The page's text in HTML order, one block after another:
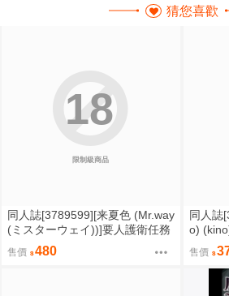
猜您喜歡
限制級商品
18
同人誌[3789599][来夏色 (Mr.way
(ミスターウェイ))]要人護衛任務
2 (咒術迴戰)
售價 480
同人誌
o)
ミルク
售價